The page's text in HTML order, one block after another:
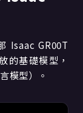
Isaac GR00T
的基礎模型，
模型）。